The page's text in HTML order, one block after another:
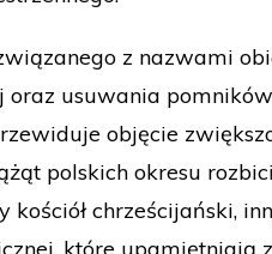
z nazwami
usuwania
objęcie
polskich okresu
chrześcijański,